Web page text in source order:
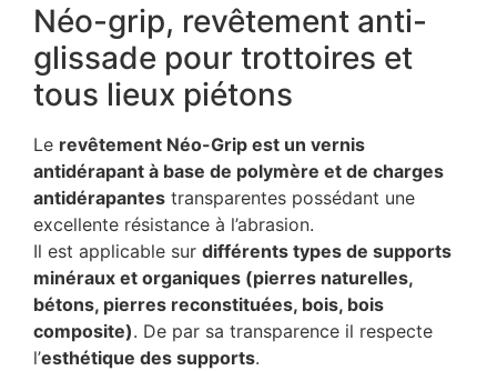
Néo-grip, revêtement anti-
glissade pour trottoires et
tous lieux piétons
Le revêtement Néo-Grip est un vernis
antidérapant à base de polymère et de charges
antidérapantes transparentes possédant une
excellente résistance à l’abrasion.
Il est applicable sur différents types de supports
minéraux et organiques (pierres naturelles,
bétons, pierres reconstituées, bois, bois
composite). De par sa transparence il respecte
l’esthétique des supports.